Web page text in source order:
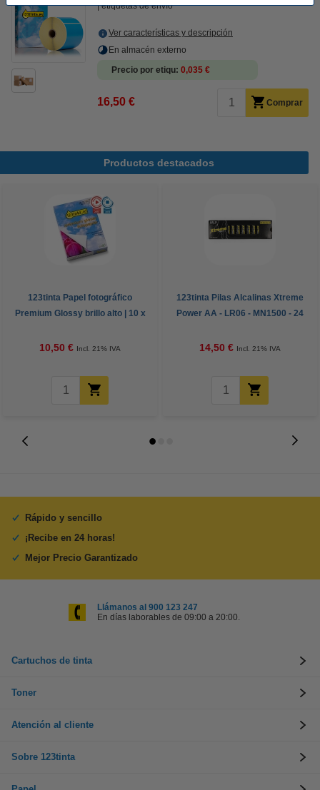
etiquetas de envío
Ver características y descripción
En almacén externo
Precio por etiqu 0,035 €
16,50 € Comprar
Productos destacados
123tinta Papel fotográfico
Premium Glossy brillo alto | 10 x
10,50 € Incl. 21% IVA
123tinta Pilas Alcalinas Xtreme
Power AA - LR06 - MN1500 - 24
14,50 € Incl. 21% IVA
Rápido y sencillo
¡Recibe en 24 horas!
Mejor Precio Garantizado
Llámanos al 900 123 247
En días laborables de 09:00 a 20:00.
Cartuchos de tinta
Toner
Atención al cliente
Sobre 123tinta